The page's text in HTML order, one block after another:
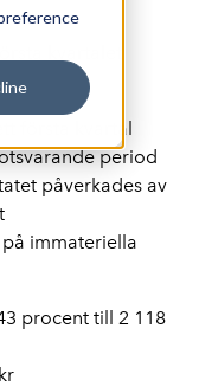
kvartalet
första kvartal
period
påverkades av
immateriella
procent till 2 118